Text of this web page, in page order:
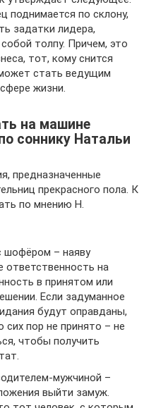
поднимается по склону,
задатки лидера,
толпу. Причем, это
тот, кому снится
стать ведущим
жизни.
на машине
соннику Натальи
предназначенные
прекрасного пола. К
по мнению Н.
шофёром – наяву
ответственность на
в принятом или
Если задуманное
будут оправданы,
сих пор не принято – не
чтобы получить
мужчиной –
выйти замуж.